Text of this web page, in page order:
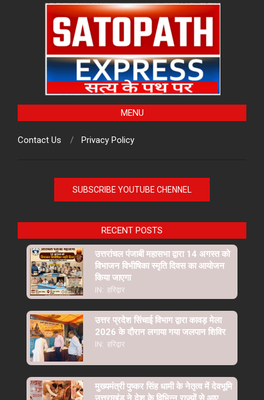
MENU
Contact Us Privacy Policy
SUBSCRIBE YOUTUBE CHENNEL
RECENT POSTS
उत्तरांचल पंजाबी महासभा द्वारा 14 अगस्त को
विभाजन विभीषिका स्मृति दिवस का आयोजन
किया जाएगा
IN: हरिद्वार
उत्तर प्रदेश सिंचाई विभाग द्वारा कावड़ मेला
2026 के दौरान लगाया गया जलपान शिविर
IN: हरिद्वार
मुख्यमंत्री पुष्कर सिंह धामी के नेतृत्व में देवभूमि